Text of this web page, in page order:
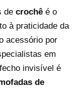
de crochê é o
à praticidade da
acessório por
em
invisível é
de